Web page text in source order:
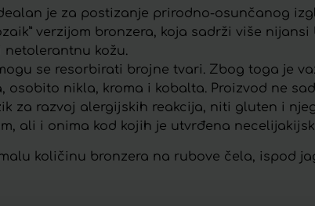
je za postizanje prirodno-osunčanog
verzijom bronzera, koja sadrži više
kožu.
se resorbirati brojne tvari. Zbog toga je
nikla, kroma i kobalta. Proizvod ne
za razvoj alergijskih reakcija, niti gluten i
ali i onima kod kojih je utvrđena
količinu bronzera na rubove čela, ispod